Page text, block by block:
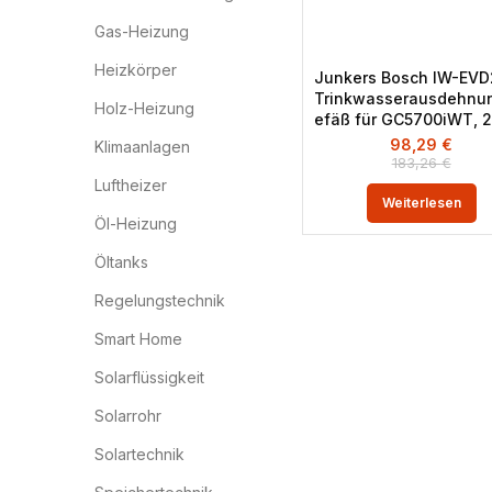
Gas-Heizung
Heizkörper
Holz-Heizung
Klimaanlagen
Luftheizer
Öl-Heizung
Öltanks
Regelungstechnik
Smart Home
Solarflüssigkeit
Solarrohr
Solartechnik
Junkers Bosch IW-
efäß für GC5700iWT,
183,26€
98,29 €
Weiterlesen